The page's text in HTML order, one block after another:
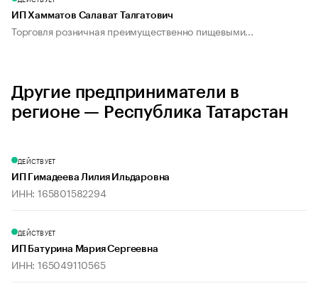
ИП Хамматов Салават Талгатович
Торговля розничная преимущественно пищевыми...
Другие предприниматели в
регионе — Республика Татарстан
ДЕЙСТВУЕТ
ИП Гимадеева Лилия Ильдаровна
ИНН: 165801582294
ДЕЙСТВУЕТ
ИП Батурина Мария Сергеевна
ИНН: 165049110565